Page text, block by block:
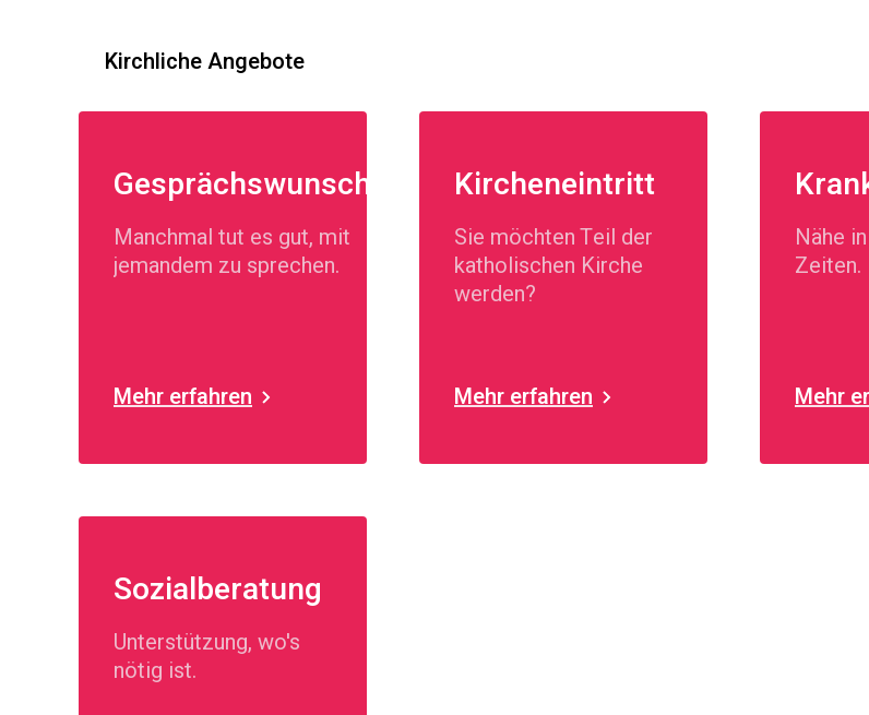
Kirchliche Angebote
Gesprächswunsch
Manchmal tut es gut, mit
jemandem zu sprechen.
Mehr erfahren
Kircheneintritt
Sie möchten Teil der
katholischen Kirche
werden?
Mehr erfahren
Nähe
Zeiten.
Mehr
Sozialberatung
Unterstützung, wo's
nötig ist.